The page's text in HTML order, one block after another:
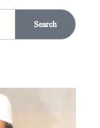
Search